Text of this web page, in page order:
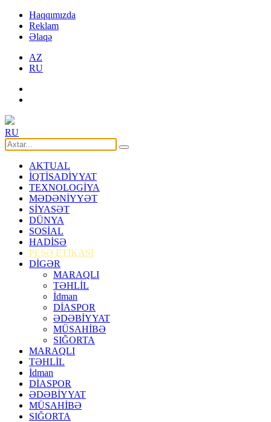
Haqqımızda
Reklam
Əlaqə
AZ
RU
RU
AKTUAL
İQTİSADİYYAT
TEXNOLOGİYA
MƏDƏNİYYƏT
SİYASƏT
DÜNYA
SOSİAL
HADİSƏ
PEŞƏ ETİKASI
DİGƏR
MARAQLI
TƏHLİL
İdman
DİASPOR
ƏDƏBİYYAT
MÜSAHİBƏ
SIĞORTA
MARAQLI
TƏHLİL
İdman
DİASPOR
ƏDƏBİYYAT
MÜSAHİBƏ
SIĞORTA